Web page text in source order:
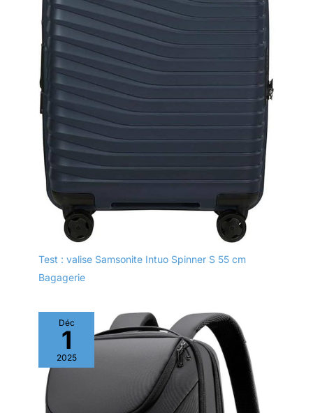
Test : valise Samsonite Intuo Spinner S 55 cm
Bagagerie
Déc
1
2025